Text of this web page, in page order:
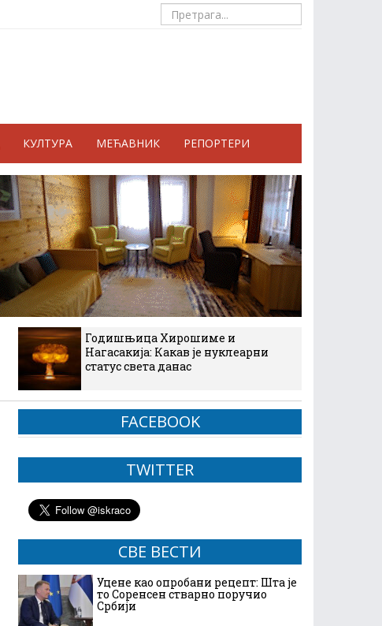
КУЛТУРА МЕЋАВНИК РЕПОРТЕРИ
Годишњица Хирошиме и
Нагасакија: Какав је нуклеарни
статус света данас
FACEBOOK
TWITTER
СВЕ ВЕСТИ
Уцене као опробани рецепт: Шта је
то Соренсен стварно поручио
Србији